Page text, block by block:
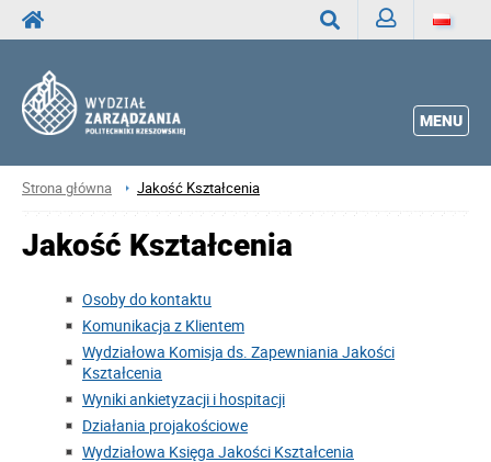
MENU
Strona główna Jakość Kształcenia
Jakość Kształcenia
Osoby do kontaktu
Komunikacja z Klientem
Wydziałowa Komisja ds. Zapewniania Jakości
Kształcenia
Wyniki ankietyzacji i hospitacji
Działania projakościowe
Wydziałowa Księga Jakości Kształcenia